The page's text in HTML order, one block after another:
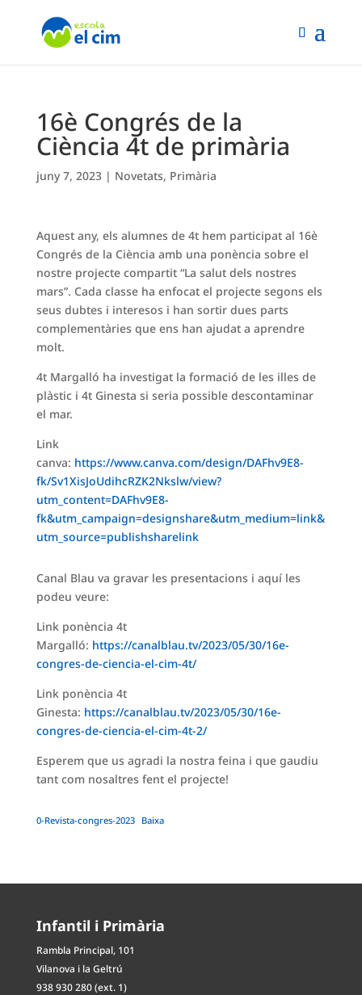
16è Congrés de la
Ciència 4t de primària
juny 7, 2023| Novetats, Primària
Aquest any, els alumnes de 4t hem participat al 16è
Congrés de la Ciència amb una ponència sobre el
nostre projecte compartit “La salut dels nostres
mars”. Cada classe ha enfocat el projecte segons els
seus dubtes i interesos i han sortir dues parts
complementàries que ens han ajudat a aprendre
molt.
4t Margalló ha investigat la formació de les illes de
plàstic i 4t Ginesta si seria possible descontaminar
el mar.
Link
canva: https://www.canva.com/design/DAFhv9E8-
fk/Sv1XisJoUdihcRZK2Nkslw/view?
utm_content=DAFhv9E8-
fk&utm_campaign=designshare&utm_medium=link&
utm_source=publishsharelink
Canal Blau va gravar les presentacions i aquí les
podeu veure:
Link ponència 4t
Margalló: https://canalblau.tv/2023/05/30/16e-
congres-de-ciencia-el-cim-4t/
Link ponència 4t
Ginesta: https://canalblau.tv/2023/05/30/16e-
congres-de-ciencia-el-cim-4t-2/
Esperem que us agradi la nostra feina i que gaudiu
tant com nosaltres fent el projecte!
0-Revista-congres-2023 Baixa
Infantil i Primària
Rambla Principal, 101
Vilanova i la Geltrú
938 930 280 (ext. 1)